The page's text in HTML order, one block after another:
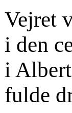
Vejret
i den
i
fulde